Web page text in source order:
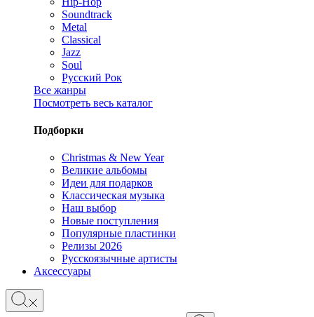
Soundtrack
Metal
Classical
Jazz
Soul
Русский Рок
Все жанры
Посмотреть весь каталог
Подборки
Christmas & New Year
Великие альбомы
Идеи для подарков
Классическая музыка
Наш выбор
Новые поступления
Популярные пластинки
Релизы 2026
Русскоязычные артисты
Аксессуары